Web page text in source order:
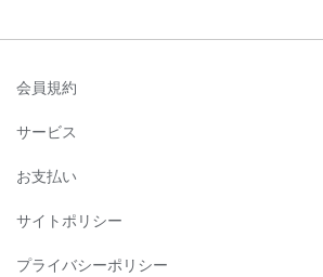
会員規約
サービス
お支払い
サイトポリシー
プライバシーポリシー